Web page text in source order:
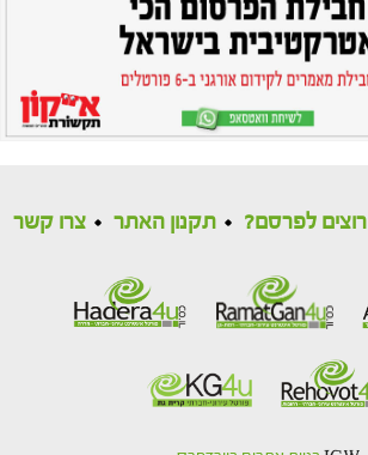
רוצים לפרסם? תקנון האתר צרו קשר